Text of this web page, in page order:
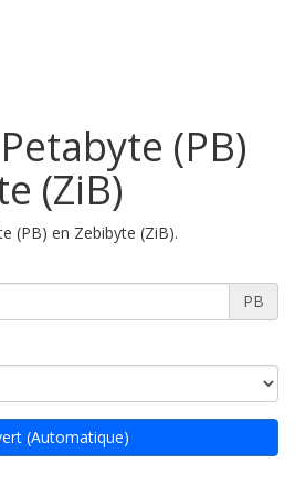
(PB)
(ZiB)
(PB) en Zebibyte (ZiB).
PB
(Automatique)